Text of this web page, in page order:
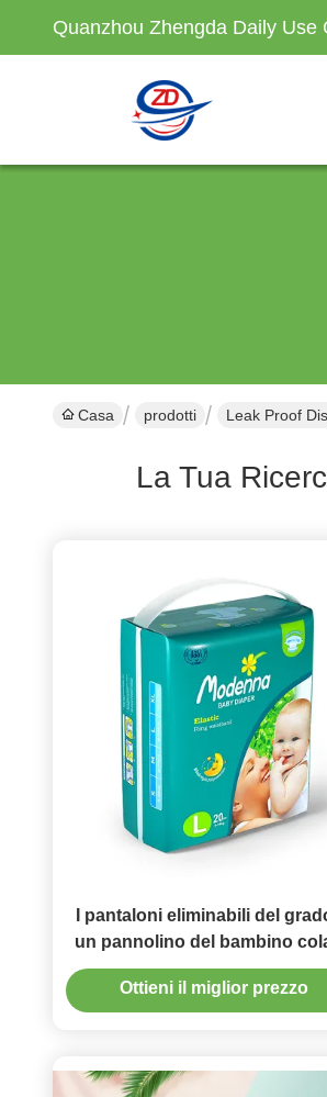
Quanzhou Zhengda Daily Use
Casa prodotti Leak Proof
La Tua
I pantaloni eliminabili del
un pannolino del bambino
la prova la S LA m. la L
di XL su misura
Ottieni il miglior prezzo